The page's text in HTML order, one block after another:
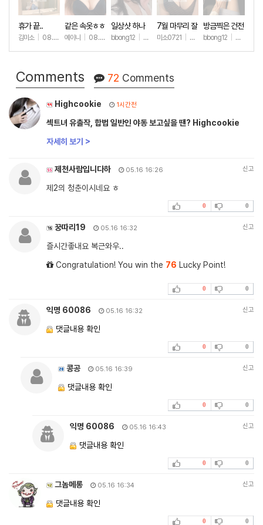
휴가 끝..
김미소 08.07 +88
같은 속옷ㅎㅎ
예이니 08.04 +66
일상샷 하나
bbong12 07.31+89
7월 마무리 잘
하세요🫶
미소0721 07.31+257
방금찍은 건전
한 일상샷
bbong12 07.28
Comments 72 Comments
Highcookie 1시간전
섹트녀 유출작, 합법 일반인 야동 보고싶을 땐? Highcookie
자세히 보기 >
제천사람입니다하 05.16 16:26 신고
제2의 청춘이시네요 ㅎ
0 0
꿍따리19 05.16 16:32 신고
즐시간좋내요 복근와우..
Congratulation! You win the 76 Lucky Point!
0 0
익명 60086 05.16 16:32 신고
댓글내용 확인
0 0
콩공 05.16 16:39 신고
댓글내용 확인
0 0
익명 60086 05.16 16:43 신고
댓글내용 확인
0 0
그놈메롱 05.16 16:34 신고
댓글내용 확인
0 0